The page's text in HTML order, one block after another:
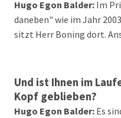
Hugo Egon Balder: Im
daneben" wie im Jahr
sitzt Herr Boning dort.
Und ist Ihnen im
Kopf geblieben?
Hugo Egon Balder: Es